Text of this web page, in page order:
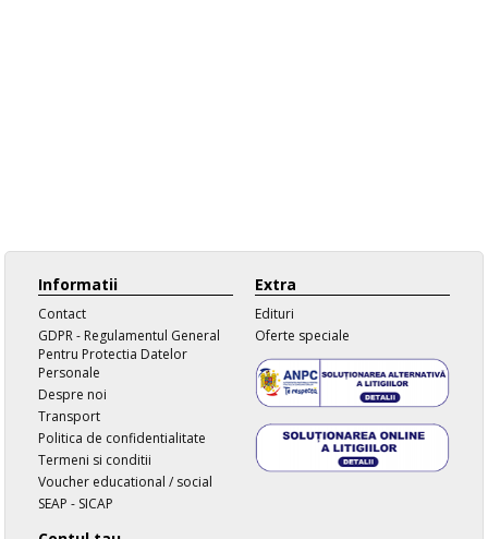
Informatii
Contact
GDPR - Regulamentul General
Pentru Protectia Datelor
Personale
Despre noi
Transport
Politica de confidentialitate
Termeni si conditii
Voucher educational / social
SEAP - SICAP
Extra
Edituri
Oferte speciale